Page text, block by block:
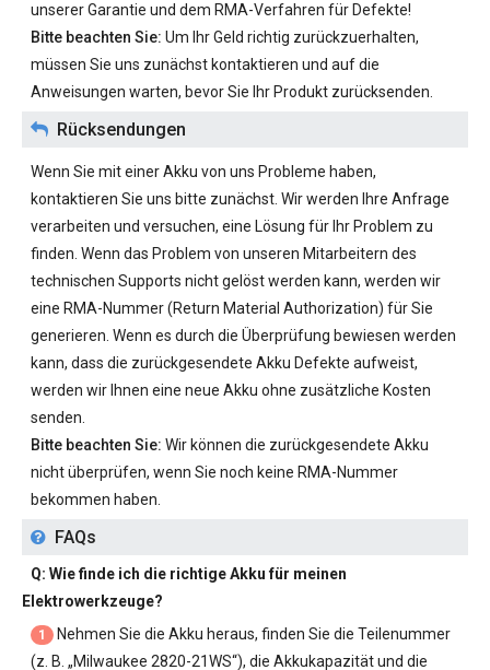
unserer Garantie und dem RMA-Verfahren für Defekte!
Bitte beachten Sie: Um Ihr Geld richtig zurückzuerhalten,
müssen Sie uns zunächst kontaktieren und auf die
Anweisungen warten, bevor Sie Ihr Produkt zurücksenden.
Rücksendungen
Wenn Sie mit einer Akku von uns Probleme haben,
kontaktieren Sie uns bitte zunächst. Wir werden Ihre Anfrage
verarbeiten und versuchen, eine Lösung für Ihr Problem zu
finden. Wenn das Problem von unseren Mitarbeitern des
technischen Supports nicht gelöst werden kann, werden wir
eine RMA-Nummer (Return Material Authorization) für Sie
generieren. Wenn es durch die Überprüfung bewiesen werden
kann, dass die zurückgesendete Akku Defekte aufweist,
werden wir Ihnen eine neue Akku ohne zusätzliche Kosten
senden.
Bitte beachten Sie: Wir können die zurückgesendete Akku
nicht überprüfen, wenn Sie noch keine RMA-Nummer
bekommen haben.
FAQs
Q: Wie finde ich die richtige Akku für meinen
Elektrowerkzeuge?
1
Nehmen Sie die Akku heraus, finden Sie die Teilenummer
(z. B. „Milwaukee 2820-21WS“), die Akkukapazität und die